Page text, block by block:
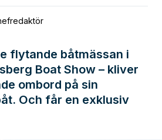
flytande båtmässan i
Boat Show – kliver
ombord på sin
Och får en exklusiv